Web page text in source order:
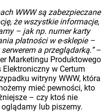
WWW są zabezpieczane
że wszystkie informacje,
– jak np. numer karty
płatności w e-sklepie –
a przeglądarką.”–
Marketingu Produktowego
w Certum
witryny WWW, która
mieć pewności, kto
– czy ktoś nie
oglądamy lub piszemy.